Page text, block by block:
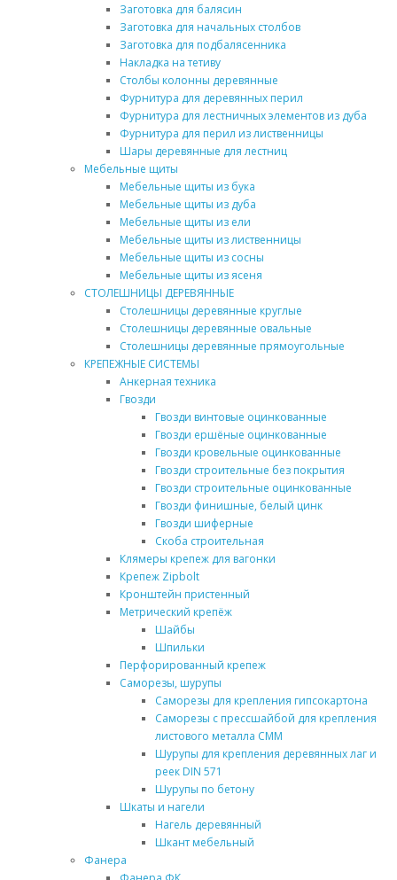
Заготовка для балясин
Заготовка для начальных столбов
Заготовка для подбалясенника
Накладка на тетиву
Столбы колонны деревянные
Фурнитура для деревянных перил
Фурнитура для лестничных элементов из дуба
Фурнитура для перил из лиственницы
Шары деревянные для лестниц
Мебельные щиты
Мебельные щиты из бука
Мебельные щиты из дуба
Мебельные щиты из ели
Мебельные щиты из лиственницы
Мебельные щиты из сосны
Мебельные щиты из ясеня
СТОЛЕШНИЦЫ ДЕРЕВЯННЫЕ
Столешницы деревянные круглые
Столешницы деревянные овальные
Столешницы деревянные прямоугольные
КРЕПЕЖНЫЕ СИСТЕМЫ
Анкерная техника
Гвозди
Гвозди винтовые оцинкованные
Гвозди ершёные оцинкованные
Гвозди кровельные оцинкованные
Гвозди строительные без покрытия
Гвозди строительные оцинкованные
Гвозди финишные, белый цинк
Гвозди шиферные
Скоба строительная
Клямеры крепеж для вагонки
Крепеж Zipbolt
Кронштейн пристенный
Метрический крепёж
Шайбы
Шпильки
Перфорированный крепеж
Саморезы, шурупы
Саморезы для крепления гипсокартона
Саморезы с прессшайбой для крепления
листового металла СММ
Шурупы для крепления деревянных лаг и
реек DIN 571
Шурупы по бетону
Шкаты и нагели
Нагель деревянный
Шкант мебельный
Фанера